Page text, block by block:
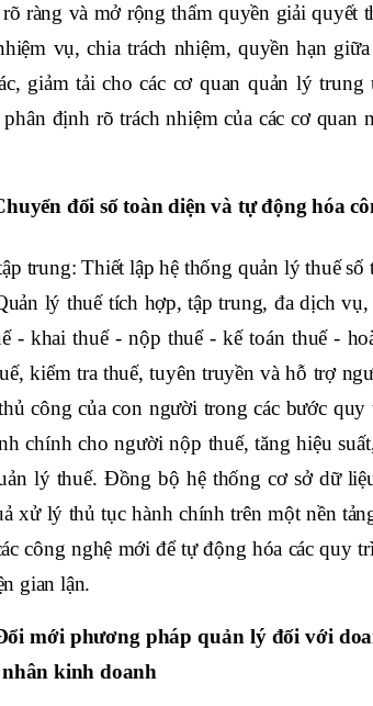
ràng và mở rộng thẩm quyền giải quyết
vụ, chia trách nhiệm, quyền hạn
giảm tải cho các cơ quan quản lý
định rõ trách nhiệm của các cơ quan
đổi số toàn diện và tự động hóa
trung: Thiết lập hệ thống quản lý thuế
lý thuế tích hợp, tập trung, đa dịch
- khai thuế - nộp thuế - kế toán thuế -
kiểm tra thuế, tuyên truyền và hỗ trợ
công của con người trong các bước
chính cho người nộp thuế, tăng hiệu
lý thuế. Đồng bộ hệ thống cơ sở dữ
xử lý thủ tục hành chính trên một nền
công nghệ mới để tự động hóa các quy
gian lận.
mới phương pháp quản lý đối với
kinh doanh